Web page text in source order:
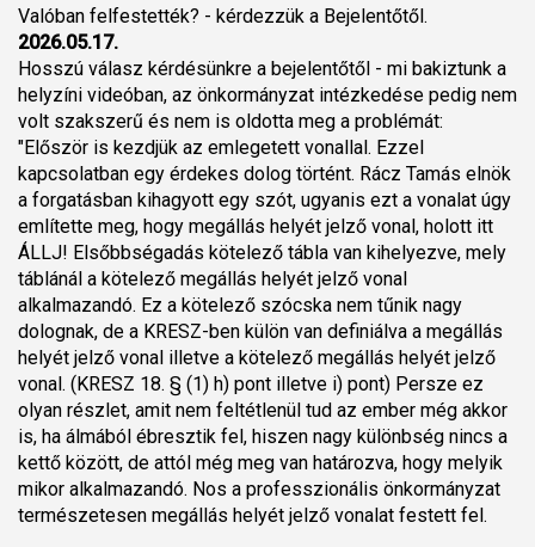
Valóban felfestették? - kérdezzük a Bejelentőtől.
2026.05.17.
Hosszú válasz kérdésünkre a bejelentőtől - mi bakiztunk a
helyzíni videóban, az önkormányzat intézkedése pedig nem
volt szakszerű és nem is oldotta meg a problémát:
"Először is kezdjük az emlegetett vonallal. Ezzel
kapcsolatban egy érdekes dolog történt. Rácz Tamás elnök
a forgatásban kihagyott egy szót, ugyanis ezt a vonalat úgy
említette meg, hogy megállás helyét jelző vonal, holott itt
ÁLLJ! Elsőbbségadás kötelező tábla van kihelyezve, mely
táblánál a kötelező megállás helyét jelző vonal
alkalmazandó. Ez a kötelező szócska nem tűnik nagy
dolognak, de a KRESZ-ben külön van definiálva a megállás
helyét jelző vonal illetve a kötelező megállás helyét jelző
vonal. (KRESZ 18. § (1) h) pont illetve i) pont) Persze ez
olyan részlet, amit nem feltétlenül tud az ember még akkor
is, ha álmából ébresztik fel, hiszen nagy különbség nincs a
kettő között, de attól még meg van határozva, hogy melyik
mikor alkalmazandó. Nos a professzionális önkormányzat
természetesen megállás helyét jelző vonalat festett fel.